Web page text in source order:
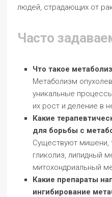
людей, страдающих от
Часто
Что такое
Метаболизм
уникальные
их рост и деление в
Какие
для борьбы с
Существуют мишени,
гликолиз, липидный
митохондриальный
Какие препараты
ингибирование